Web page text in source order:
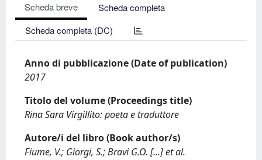
Scheda breve
Scheda completa
Scheda completa (DC)
Anno di pubblicazione (Date of publication)
2017
Titolo del volume (Proceedings title)
Rina Sara Virgillito: poeta e traduttore
Autore/i del libro (Book author/s)
Fiume, V.; Giorgi, S.; Bravi G.O. [...] et al.